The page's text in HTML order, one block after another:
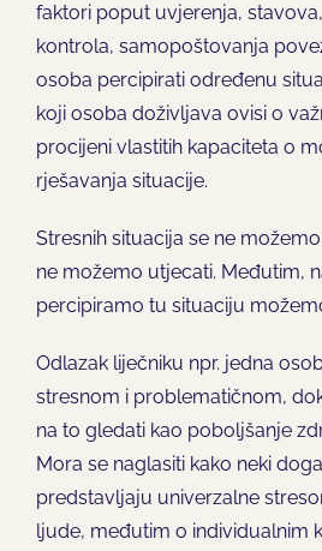
faktori poput uvjerenja,
kontrola, samopoštovanja
osoba percipirati određenu
koji osoba doživljava ovisi o
procijeni vlastitih kapaciteta o
rješavanja situacije.
Stresnih situacija se ne
ne možemo utjecati. Međutim,
percipiramo tu situaciju
Odlazak liječniku npr. jedna
stresnom i problematičnom,
na to gledati kao poboljšanje
Mora se naglasiti kako neki
predstavljaju univerzalne
ljude, međutim o individualnim